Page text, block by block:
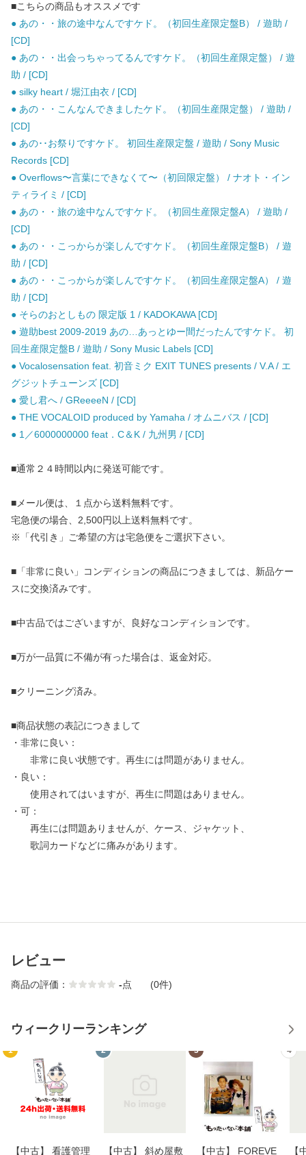
■こちらの商品もオススメです
● あの・・旅の途中なんですケド。（初回生産限定盤B） / 遊助 /
[CD]
● あの・・出会っちゃってるんですケド。（初回生産限定盤） / 遊
助 / [CD]
● silky heart / 堀江由衣 / [CD]
● あの・・こんなんできましたケド。（初回生産限定盤） / 遊助 /
[CD]
● あの･･お祭りですケド。 初回生産限定盤 / 遊助 / Sony Music
Records [CD]
● Overflows〜言葉にできなくて〜（初回限定盤） / ナオト・イン
ティライミ / [CD]
● あの・・旅の途中なんですケド。（初回生産限定盤A） / 遊助 /
[CD]
● あの・・こっからが楽しんですケド。（初回生産限定盤B） / 遊
助 / [CD]
● あの・・こっからが楽しんですケド。（初回生産限定盤A） / 遊
助 / [CD]
● そらのおとしもの 限定版 1 / KADOKAWA [CD]
● 遊助best 2009-2019 あの…あっとゆー間だったんですケド。 初
回生産限定盤B / 遊助 / Sony Music Labels [CD]
● Vocalosensation feat. 初音ミク EXIT TUNES presents / V.A / エ
グジットチューンズ [CD]
● 愛し君へ / GReeeeN / [CD]
● THE VOCALOID produced by Yamaha / オムニバス / [CD]
● 1／6000000000 feat．C＆K / 九州男 / [CD]
■通常２４時間以内に発送可能です。
■メール便は、１点から送料無料です。
宅急便の場合、2,500円以上送料無料です。
※「代引き」ご希望の方は宅急便をご選択下さい。
■「非常に良い」コンディションの商品につきましては、新品ケー
スに交換済みです。
■中古品ではございますが、良好なコンディションです。
■万が一品質に不備が有った場合は、返金対応。
■クリーニング済み。
■商品状態の表記につきまして
・非常に良い：
非常に良い状態です。再生には問題がありません。
・良い：
使用されてはいますが、再生に問題はありません。
・可：
再生には問題ありませんが、ケース、ジャケット、
歌詞カードなどに痛みがあります。
レビュー
商品の評価： -点 (0件)
ウィークリーランキング
1
【中古】 看護管理
2
【中古】 斜め屋敷
3
【中古】 FOREVE
4
【